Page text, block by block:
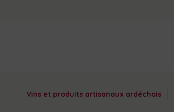
Vins et produits artisanaux ardéchois